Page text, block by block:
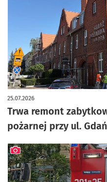
Trwa remont
pożarnej przy ul.
25.07.2026